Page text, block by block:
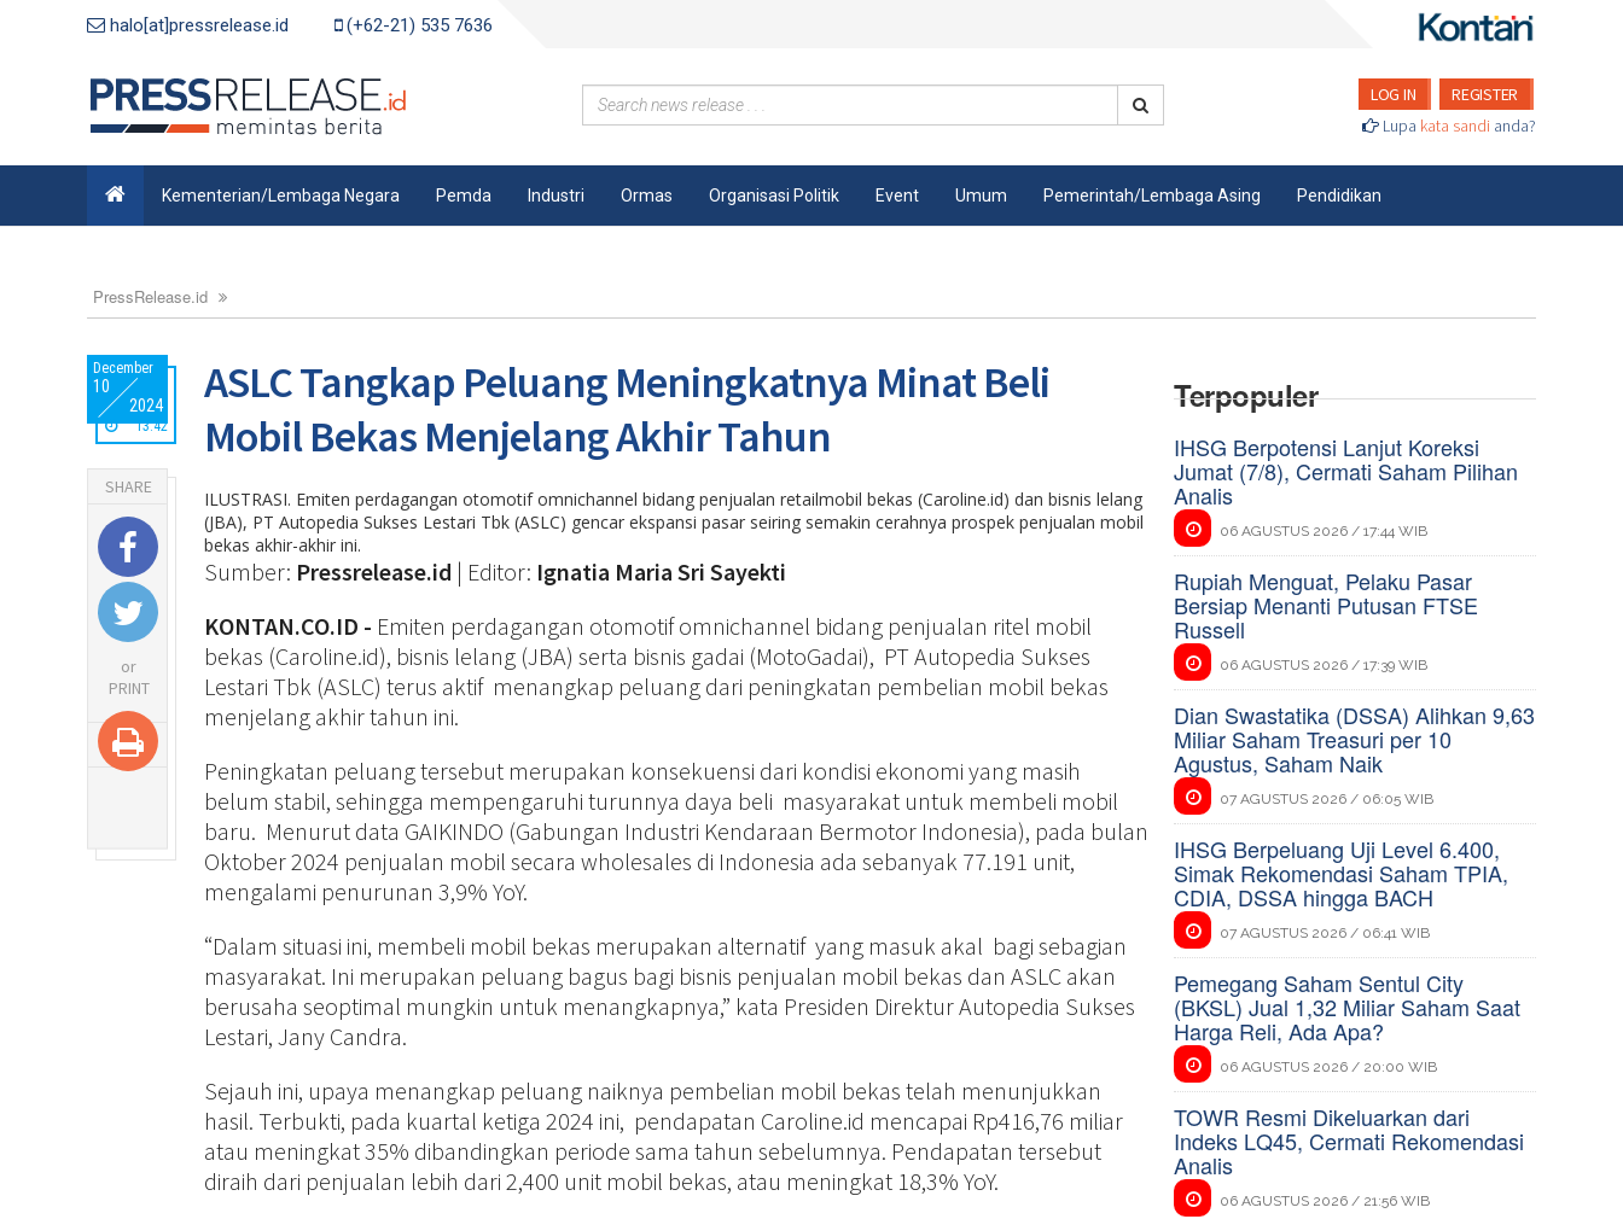
halo[at]pressrelease.id (+62-21) 535 7636
LOG IN
REGISTER
Lupa kata sandi anda?
Kementerian/Lembaga Negara Pemda Industri Ormas Organisasi Politik Event Umum Pemerintah/Lembaga Asing Pendidikan
PressRelease.id
December
10
2024
13:42
SHARE
or
PRINT
ASLC Tangkap Peluang Meningkatnya Minat Beli
Mobil Bekas Menjelang Akhir Tahun
ILUSTRASI. Emiten perdagangan otomotif omnichannel bidang penjualan retailmobil bekas (Caroline.id) dan bisnis lelang
(JBA), PT Autopedia Sukses Lestari Tbk (ASLC) gencar ekspansi pasar seiring semakin cerahnya prospek penjualan mobil
bekas akhir-akhir ini.
Sumber: Pressrelease.id | Editor: Ignatia Maria Sri Sayekti
KONTAN.CO.ID - Emiten perdagangan otomotif omnichannel bidang penjualan ritel mobil
bekas (Caroline.id), bisnis lelang (JBA) serta bisnis gadai (MotoGadai), PT Autopedia Sukses
Lestari Tbk (ASLC) terus aktif menangkap peluang dari peningkatan pembelian mobil bekas
menjelang akhir tahun ini.
Peningkatan peluang tersebut merupakan konsekuensi dari kondisi ekonomi yang masih
belum stabil, sehingga mempengaruhi turunnya daya beli masyarakat untuk membeli mobil
baru. Menurut data GAIKINDO (Gabungan Industri Kendaraan Bermotor Indonesia), pada bulan
Oktober 2024 penjualan mobil secara wholesales di Indonesia ada sebanyak 77.191 unit,
mengalami penurunan 3,9% YoY.
“Dalam situasi ini, membeli mobil bekas merupakan alternatif yang masuk akal bagi sebagian
masyarakat. Ini merupakan peluang bagus bagi bisnis penjualan mobil bekas dan ASLC akan
berusaha seoptimal mungkin untuk menangkapnya,” kata Presiden Direktur Autopedia Sukses
Lestari, Jany Candra.
Sejauh ini, upaya menangkap peluang naiknya pembelian mobil bekas telah menunjukkan
hasil. Terbukti, pada kuartal ketiga 2024 ini, pendapatan Caroline.id mencapai Rp416,76 miliar
atau meningkat 35% dibandingkan periode sama tahun sebelumnya. Pendapatan tersebut
diraih dari penjualan lebih dari 2,400 unit mobil bekas, atau meningkat 18,3% YoY.
Terpopuler
IHSG Berpotensi Lanjut Koreksi
Jumat (7/8), Cermati Saham Pilihan
Analis
06 AGUSTUS 2026 / 17:44 WIB
Rupiah Menguat, Pelaku Pasar
Bersiap Menanti Putusan FTSE
Russell
06 AGUSTUS 2026 / 17:39 WIB
Dian Swastatika (DSSA) Alihkan 9,63
Miliar Saham Treasuri per 10
Agustus, Saham Naik
07 AGUSTUS 2026 / 06:05 WIB
IHSG Berpeluang Uji Level 6.400,
Simak Rekomendasi Saham TPIA,
CDIA, DSSA hingga BACH
07 AGUSTUS 2026 / 06:41 WIB
Pemegang Saham Sentul City
(BKSL) Jual 1,32 Miliar Saham Saat
Harga Reli, Ada Apa?
06 AGUSTUS 2026 / 20:00 WIB
TOWR Resmi Dikeluarkan dari
Indeks LQ45, Cermati Rekomendasi
Analis
06 AGUSTUS 2026 / 21:56 WIB